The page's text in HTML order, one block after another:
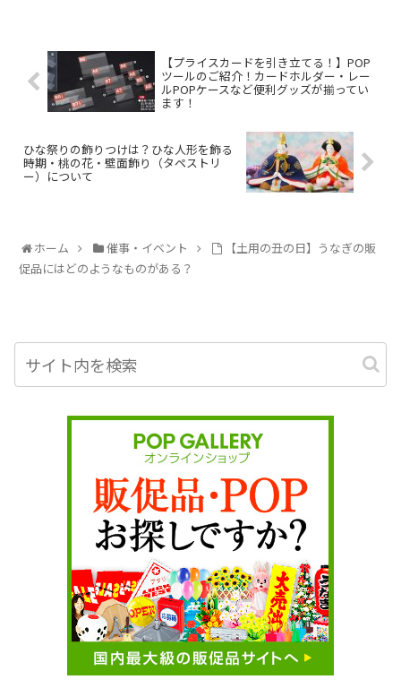
【プライスカードを引き立てる！】POP
ツールのご紹介！カードホルダー・レー
ルPOPケースなど便利グッズが揃ってい
ます！
ひな祭りの飾りつけは？ひな人形を飾る
時期・桃の花・壁面飾り（タペストリ
ー）について
ホーム 催事・イベント
【土用の丑の日】うなぎの販
促品にはどのようなものがある？